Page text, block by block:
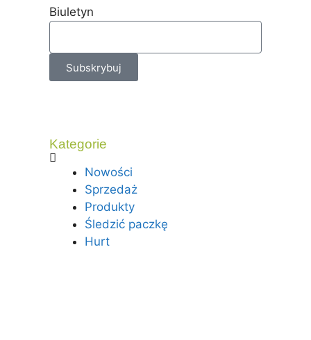
Biuletyn
Subskrybuj
Kategorie
Nowości
Sprzedaż
Produkty
Śledzić paczkę
Hurt